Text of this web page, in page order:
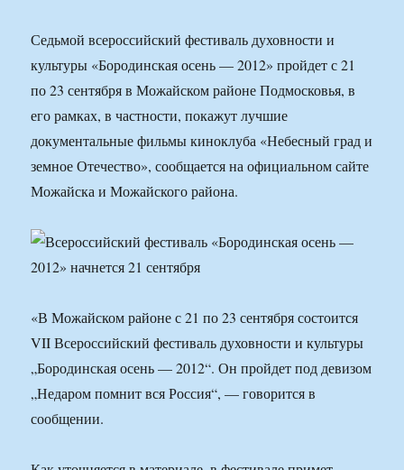
Седьмой всероссийский фестиваль духовности и
культуры «Бородинская осень — 2012» пройдет с 21
по 23 сентября в Можайском районе Подмосковья, в
его рамках, в частности, покажут лучшие
документальные фильмы киноклуба «Небесный град и
земное Отечество», сообщается на официальном сайте
Можайска и Можайского района.
«В Можайском районе с 21 по 23 сентября состоится
VII Всероссийский фестиваль духовности и культуры
„Бородинская осень — 2012“. Он пройдет под девизом
„Недаром помнит вся Россия“, — говорится в
сообщении.